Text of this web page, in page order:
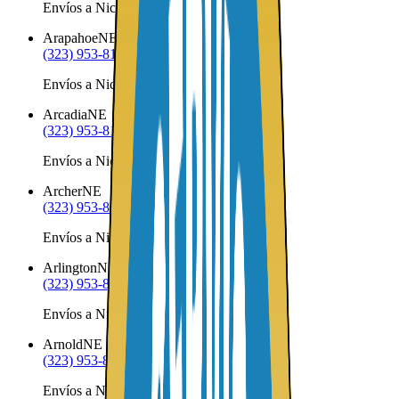
Envíos a Nicaragua desde Ansley
ArapahoeNE
(323) 953-8100
Envíos a Nicaragua desde Arapahoe
ArcadiaNE
(323) 953-8100
Envíos a Nicaragua desde Arcadia
ArcherNE
(323) 953-8100
Envíos a Nicaragua desde Archer
ArlingtonNE
(323) 953-8100
Envíos a Nicaragua desde Arlington
ArnoldNE
(323) 953-8100
Envíos a Nicaragua desde Arnold